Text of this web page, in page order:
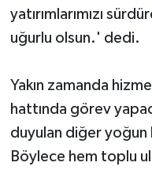
yatırımlarımızı
uğurlu olsun.' dedi.
Yakın zamanda
hattında görev
duyulan diğer yoğun
Böylece hem toplu